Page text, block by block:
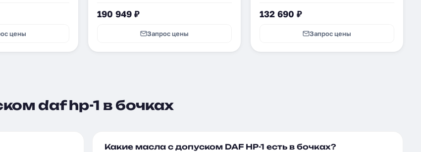
цены
190 949 ₽
Запрос цены
132 690 ₽
Запрос цены
daf hp-1 в бочках
Какие масла с допуском DAF HP-1 есть в бочках?